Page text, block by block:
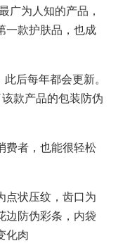
广为人知的产品，
一款护肤品，也成
后每年都会更新。
款产品的包装防伪
费者，也能很轻松
点状压纹，齿口为
边防伪彩条，内袋
化肉